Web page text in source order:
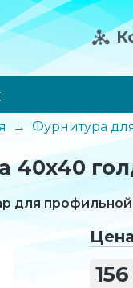
→ Фурнитура
40x40
для
156